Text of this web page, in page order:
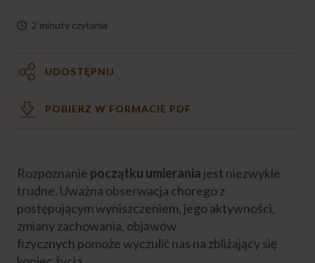
DOLEGLIWOŚCI
ŻYWIENIE CHOREGO
DIETA CHOREGO
FIZJOTERAPIA CHOREGO
2 minuty czytania
UDOSTĘPNIJ
POBIERZ W FORMACIE PDF
Rozpoznanie początku umieraniajest niezwykle
trudne. Uważna obserwacja chorego z
postępującym wyniszczeniem, jego aktywności,
zmiany zachowania, objawów
fizycznych pomoże wyczulić nas na zbliżający się